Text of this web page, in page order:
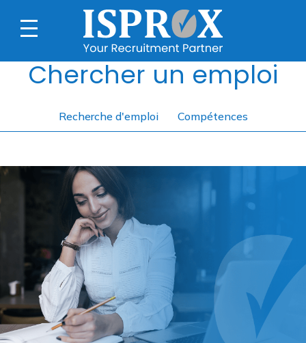
Chercher un emploi
Recherche d'emploi Compétences